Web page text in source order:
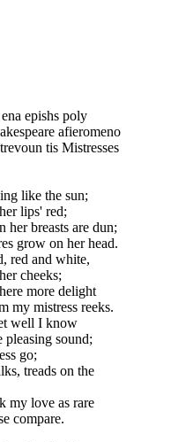
epishs poly
afieromeno
tis Mistresses
like the sun;
lips' red;
breasts are dun;
grow on her head.
red and white,
cheeks;
more delight
my mistress reeks.
well I know
pleasing sound;
go;
treads on the
my love as rare
compare.